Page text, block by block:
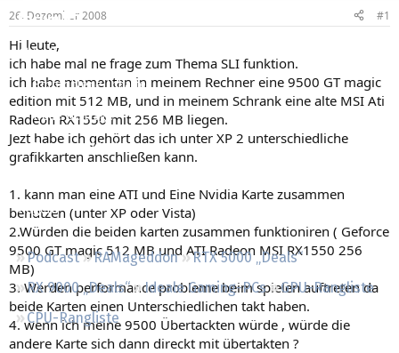
Forum
Aktuelles
Empfohlene Inhalte
Neue Beiträge
Neueste Aktivitäten
Regeln
Podcast RAMageddon
RTX 5000 „Deals“
RX 9000 „Deals“
Ideale Gaming-PCs
GPU-Rangliste
CPU-Rangliste
e
l
t
m
26. Dezember 2008 #1
Hi leute,
ich habe mal ne frage zum Thema SLI funktion.
ich habe momentan in meinem Rechner eine 9500 GT magic
edition mit 512 MB, und in meinem Schrank eine alte MSI Ati
Radeon RX1550 mit 256 MB liegen.
Jezt habe ich gehört das ich unter XP 2 unterschiedliche
grafikkarten anschließen kann.
1. kann man eine ATI und Eine Nvidia Karte zusammen
benutzen (unter XP oder Vista)
2.Würden die beiden karten zusammen funktioniren ( Geforce
9500 GT magic 512 MB und ATI Radeon MSI RX1550 256
MB)
3. Werden performance probleme beim spielen auftreten da
beide Karten einen Unterschiedlichen takt haben.
4. wenn ich meine 9500 Übertackten würde , würde die
andere Karte sich dann direckt mit übertakten ?